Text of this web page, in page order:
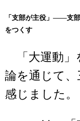
「支部が主役」――支
をつくす
「大運動」
論を通じて
感じました。